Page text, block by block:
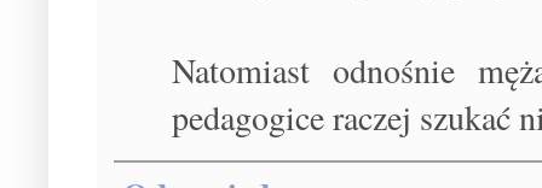
Natomiast odnośnie
pedagogice raczej szukać